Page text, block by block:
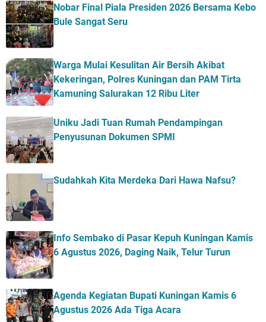
Nobar Final Piala Presiden 2026 Bersama Kebo
Bule Sangat Seru
Warga Mulai Kesulitan Air Bersih Akibat
Kekeringan, Polres Kuningan dan PAM Tirta
Kamuning Salurakan 12 Ribu Liter
Uniku Jadi Tuan Rumah Pendampingan
Penyusunan Dokumen SPMI
Sudahkah Kita Merdeka Dari Hawa Nafsu?
Info Sembako di Pasar Kepuh Kuningan Kamis
6 Agustus 2026, Daging Naik, Telur Turun
Agenda Kegiatan Bupati Kuningan Kamis 6
Agustus 2026 Ada Tiga Acara